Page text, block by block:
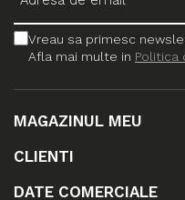
Vreau sa primesc
Afla mai multe in Politica
MAGAZINUL MEU
CLIENTI
DATE COMERCIALE